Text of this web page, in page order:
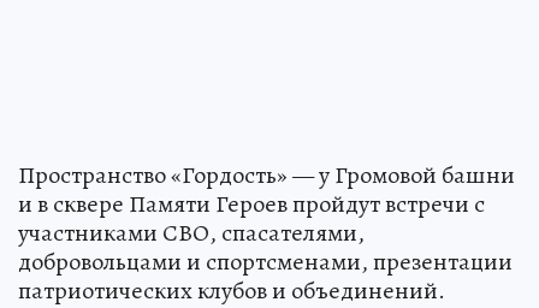
Пространство «Гордость» — у Громовой башни
и в сквере Памяти Героев пройдут встречи с
участниками СВО, спасателями,
добровольцами и спортсменами, презентации
патриотических клубов и объединений.